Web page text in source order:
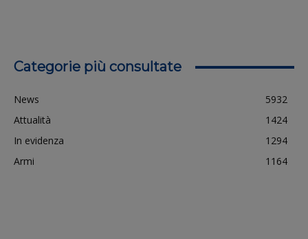
Categorie più consultate
News
5932
Attualità
1424
In evidenza
1294
Armi
1164